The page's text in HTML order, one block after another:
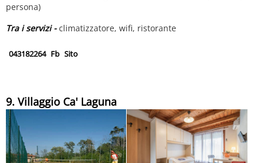
persona)
Tra i servizi -climatizzatore, wifi, ristorante
043182264 Fb Sito
9. Villaggio Ca' Laguna